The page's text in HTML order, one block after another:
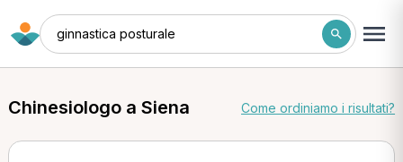
ginnastica posturale
Chinesiologo a Siena Come ordiniamo i risultati?